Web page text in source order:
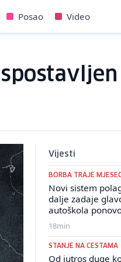
Posao Video
Vijesti
BORBA TRAJE
Novi sistem
dalje zadaje
autoškola
18min
STANJE NA CESTAMA
Od jutros duge